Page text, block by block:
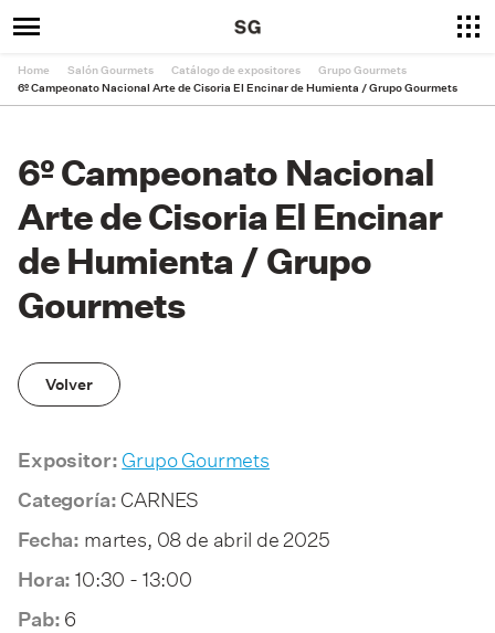
Home Salón Gourmets Catálogo de expositores
Grupo Gourmets
6º Campeonato Nacional Arte de Cisoria El Encinar de Humienta / Grupo Gourmets
6º Campeonato Nacional
Arte de Cisoria El Encinar
de Humienta / Grupo
Gourmets
Volver
Expositor: Grupo Gourmets
Categoría: CARNES
Fecha: martes, 08 de abril de 2025
Hora: 10:30 - 13:00
Pab: 6